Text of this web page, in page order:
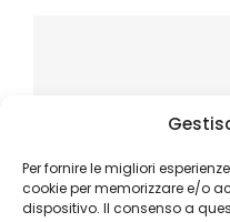
Per fornire le migliori
cookie per memorizzare e/o
dispositivo. Il consenso a